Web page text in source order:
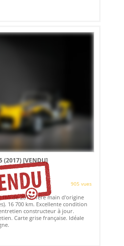
(2017)[VENDU]
905 vues
165 de 2017. 1ère main d'origine
16 700 km. Excellente condition
constructeur à jour.
Carte grise française. Idéale